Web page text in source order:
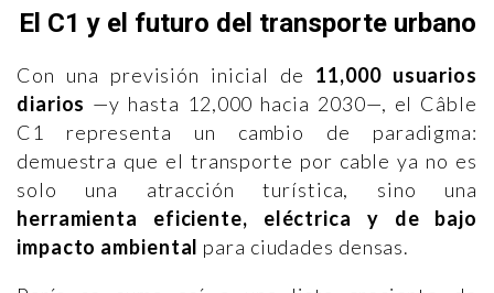
El C1 y el futuro del transporte urbano
Con una previsión inicial de 11,000 usuarios
diarios —y hasta 12,000 hacia 2030—, el Câble
C1 representa un cambio de paradigma:
demuestra que el transporte por cable ya no es
solo una atracción turística, sino una
herramienta eficiente, eléctrica y de bajo
impacto ambiental para ciudades densas.